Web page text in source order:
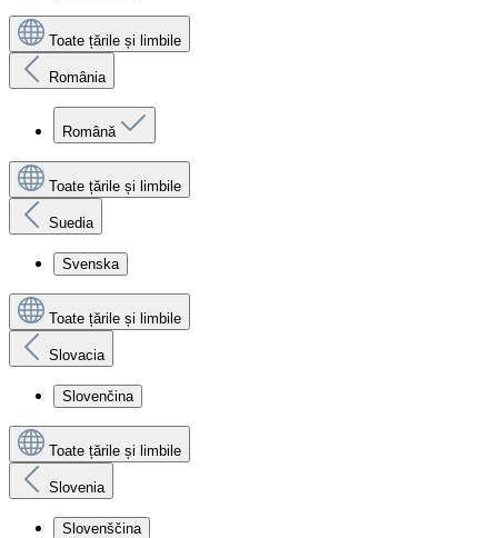
Toate țările și limbile
România
Română
Toate țările și limbile
Suedia
Svenska
Toate țările și limbile
Slovacia
Slovenčina
Toate țările și limbile
Slovenia
Slovenščina